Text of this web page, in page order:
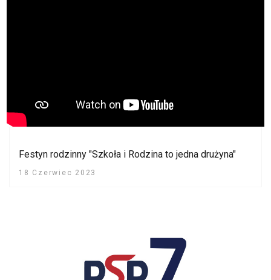
Festyn rodzinny "Szkoła i Rodzina to jedna drużyna"
18 Czerwiec 2023